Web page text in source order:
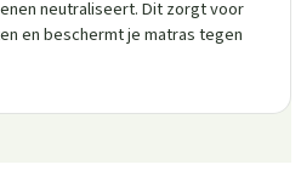
neutraliseert. Dit zorgt voor
en beschermt je matras tegen